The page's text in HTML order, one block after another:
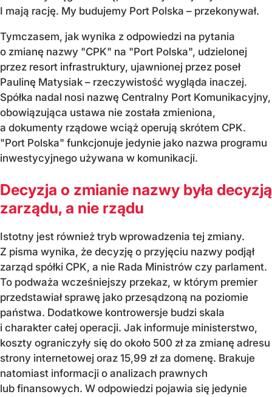
I mają rację. My budujemy Port Polska – przekonywał.
Tymczasem, jak wynika z odpowiedzi na pytania
o zmianę nazwy "CPK" na "Port Polska", udzielonej
przez resort infrastruktury, ujawnionej przez poseł
Paulinę Matysiak – rzeczywistość wygląda inaczej.
Spółka nadal nosi nazwę Centralny Port Komunikacyjny,
obowiązująca ustawa nie została zmieniona,
a dokumenty rządowe wciąż operują skrótem CPK.
"Port Polska" funkcjonuje jedynie jako nazwa programu
inwestycyjnego używana w komunikacji.
Decyzja o zmianie nazwy była decyzją
zarządu, a nie rządu
Istotny jest również tryb wprowadzenia tej zmiany.
Z pisma wynika, że decyzję o przyjęciu nazwy podjął
zarząd spółki CPK, a nie Rada Ministrów czy parlament.
To podważa wcześniejszy przekaz, w którym premier
przedstawiał sprawę jako przesądzoną na poziomie
państwa. Dodatkowe kontrowersje budzi skala
i charakter całej operacji. Jak informuje ministerstwo,
koszty ograniczyły się do około 500 zł za zmianę adresu
strony internetowej oraz 15,99 zł za domenę. Brakuje
natomiast informacji o analizach prawnych
lub finansowych. W odpowiedzi pojawia się jedynie